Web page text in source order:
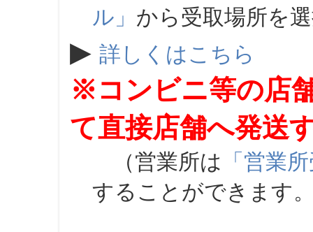
ル」 から受取場所を
▶ 詳しくはこちら
※コンビニ等の店
て直接店舗へ発送
（営業所は 「営業
することができます